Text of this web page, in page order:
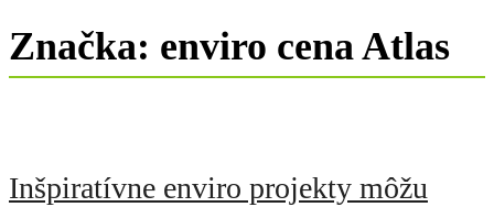
Značka: enviro cena Atlas
Inšpiratívne enviro projekty môžu